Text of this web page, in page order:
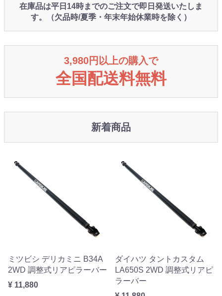
在庫品は平日14時までのご注文で即日発送いたしま
す。（欠品時/夏季・年末年始休業時を除く）
3,980円以上の購入で
全国配送料無料
新着商品
ミツビシ デリカミニ B34A
2WD 調整式リアピラーバー
¥ 11,880
ダイハツ タントカスタム
LA650S 2WD 調整式リアピ
ラーバー